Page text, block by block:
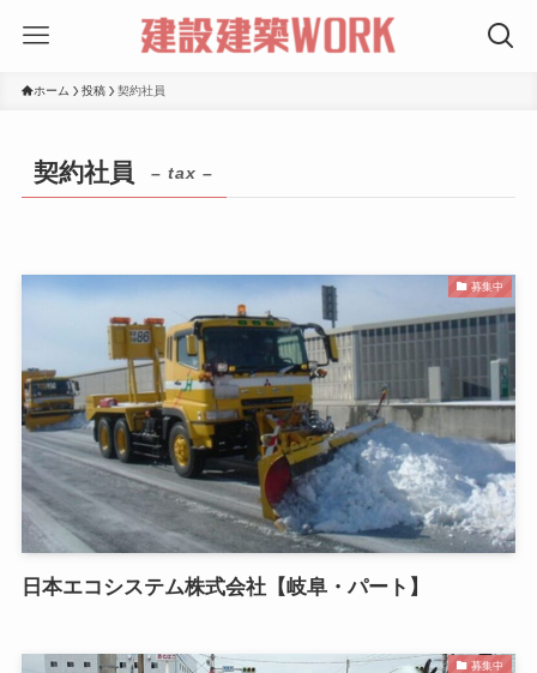
ホーム 投稿 契約社員
契約社員 – tax –
募集中
日本エコシステム株式会社【岐阜・パート】
募集中